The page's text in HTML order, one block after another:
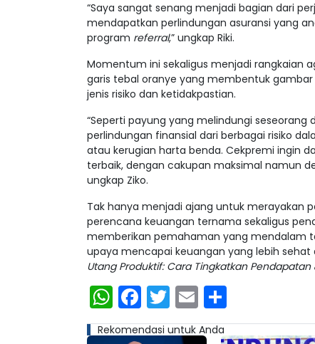
“Saya sangat senang menjadi bagian dari
mendapatkan perlindungan asuransi yang
program referral,” ungkap Riki.
Momentum ini sekaligus menjadi rangkaian
garis tebal oranye yang membentuk
jenis risiko dan ketidakpastian.
“Seperti payung yang melindungi
perlindungan finansial dari berbagai risiko
atau kerugian harta benda. Cekpremi ingin
terbaik, dengan cakupan maksimal namun
ungkap Ziko.
Tak hanya menjadi ajang untuk merayakan
perencana keuangan ternama sekaligus
memberikan pemahaman yang mendalam
upaya mencapai keuangan yang lebih
Utang Produktif: Cara Tingkatkan Pendapatan
WhatsApp
Facebook
Twitter
Email
Rekomendasi untuk Anda